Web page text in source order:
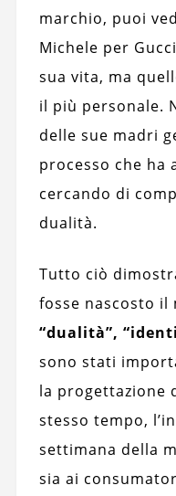
marchio, puoi
Michele per
sua vita, ma
il più personale.
delle sue madri
processo che ha
cercando di
dualità.
Tutto ciò
fosse nascosto il
“dualità”,
sono stati
la progettazione
stesso tempo,
settimana della
sia ai